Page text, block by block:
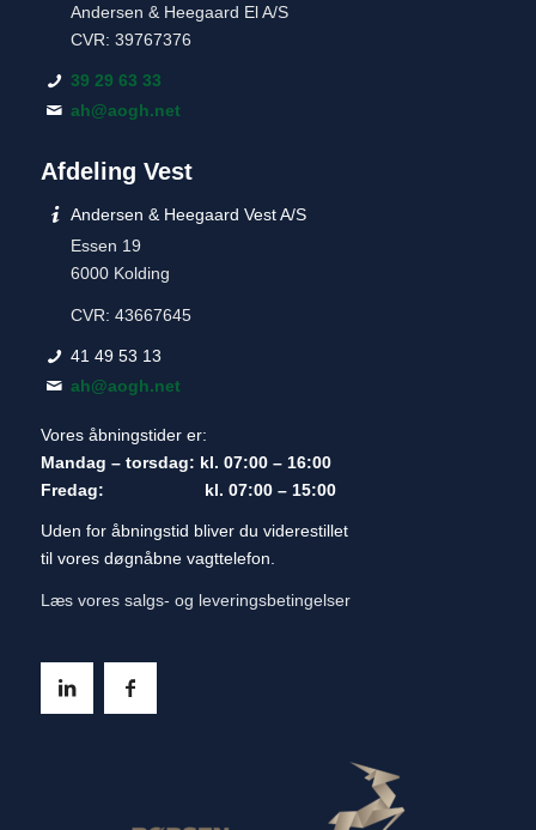
Andersen & Heegaard El A/S
CVR: 39767376
39 29 63 33
ah@aogh.net
Afdeling Vest
Andersen & Heegaard Vest A/S
Essen 19
6000 Kolding
CVR: 43667645
41 49 53 13
ah@aogh.net
Vores åbningstider er:
Mandag – torsdag: kl. 07:00 – 16:00
Fredag: kl. 07:00 – 15:00
Uden for åbningstid bliver du viderestillet
til vores døgnåbne vagttelefon.
Læs vores salgs- og leveringsbetingelser